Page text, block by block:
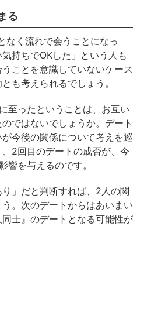
る
なく流れで会うことになっ
持ちでOKした」という人も
ことを意識していないケース
も考えられるでしょう。
至ったということは、お互い
ではないでしょうか。デート
今後の関係について考えを巡
2回目のデートの成否が、今
響を与えるのです。
」だと判断すれば、2人の関
。次のデートからはあいまい
士』のデートとなる可能性が